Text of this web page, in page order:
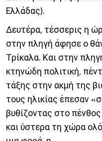
Ελλάδας).
Δευτέρα, τέσσερις η
στην πληγή άφησε ο
Τρίκαλα. Και στην
κτηνώδη πολιτική,
τάξης στην ακμή της
τους ηλικίας έπεσαν
βυθίζοντας στο
και ύστερα τη χώρα